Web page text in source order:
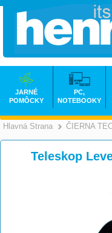
Hlavná Strana ČIERNA
Teleskop
JARNÉ
POMÔCKY
PC,
NOTEBOOKY